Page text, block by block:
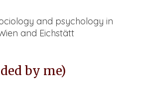
and psychology in
and Eichstätt
by me)